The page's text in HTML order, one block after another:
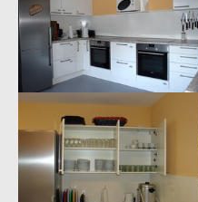
Show larger version